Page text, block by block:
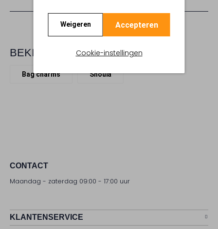
Weigeren Accepteren
Cookie-instellingen
BEKIJK MEER
Bag charms Shouïa
CONTACT
Maandag - zaterdag 09:00 - 17:00 uur
KLANTENSERVICE